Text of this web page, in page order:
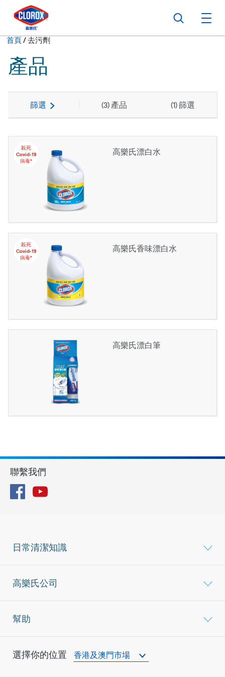
跳到主導航
跳轉至內容
跳到頁尾
搜尋
首頁/現在:
去污劑
產品
篩選 (3) 產品 (1) 篩選
殺死
Covid-19
病毒*
高樂氏漂白水
殺死
Covid-19
病毒*
高樂氏香味漂白水
高樂氏漂白筆
日常清潔知識
高樂氏公司
幫助
選擇你的位置 香港及澳門市場
聯繫我們
FacebookYouTube